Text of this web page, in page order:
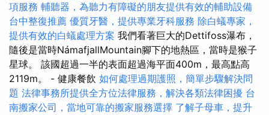
項服務 輔聽器，為聽力有障礙的朋友提供有效的輔助設備
台中整復推薦 優質牙醫，提供專業牙科服務 除白蟻專家，
提供有效的白蟻處理方案 我們看著巨大的Dettifoss瀑布，
隨後是當時NámafjallMountain腳下的地熱區，當時是猴子
星球。 該國超過一半的表面超過海平面400m，最高點高
2119m。 - 健康餐飲 如何處理過期護照，簡單步驟解決問
題 法律事務所提供全方位法律服務，解決各類法律困擾 台
南搬家公司，當地可靠的搬家服務選擇 了解子母車，提升